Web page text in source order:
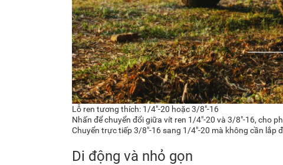
Lỗ ren tương thích: 1/4"-20 hoặc 3/8"-16
Nhấn để chuyển đổi giữa vít ren 1/4"-20 và 3/8"-16, cho
Chuyển trực tiếp 3/8"-16 sang 1/4"-20 mà không cần lắp
Di động và nhỏ gọn